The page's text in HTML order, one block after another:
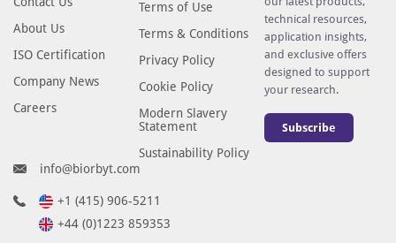
About Us
ISO Certification
Company News
Careers
Terms of Use
Terms & Conditions
Privacy Policy
Cookie Policy
Modern Slavery
Statement
Sustainability Policy
technical resources,
application insights,
and exclusive offers
designed to support
your research.
Subscribe
info@biorbyt.com
+1 (415) 906-5211
+44 (0)1223 859353